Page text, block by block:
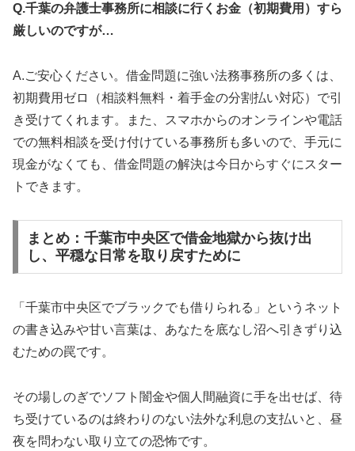
Q.千葉の弁護士事務所に相談に行くお金（初期費用）すら
厳しいのですが…
A.ご安心ください。借金問題に強い法務事務所の多くは、
初期費用ゼロ（相談料無料・着手金の分割払い対応）で引
き受けてくれます。また、スマホからのオンラインや電話
での無料相談を受け付けている事務所も多いので、手元に
現金がなくても、借金問題の解決は今日からすぐにスター
トできます。
まとめ：千葉市中央区で借金地獄から抜け出
し、平穏な日常を取り戻すために
「千葉市中央区でブラックでも借りられる」というネット
の書き込みや甘い言葉は、あなたを底なし沼へ引きずり込
むための罠です。
その場しのぎでソフト闇金や個人間融資に手を出せば、待
ち受けているのは終わりのない法外な利息の支払いと、昼
夜を問わない取り立ての恐怖です。